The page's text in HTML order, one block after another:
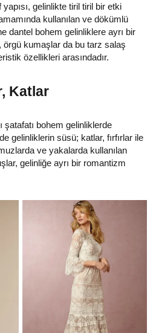
gelinlikte tiril tiril bir etki
kullanılan ve dökümlü
dantel bohem gelinliklere ayrı bir
örgü kumaşlar da bu tarz salaş
özellikleri arasındadır.
Katlar
şatafatı bohem gelinliklerde
gelinliklerin süsü; katlar, fırfırlar ile
ve yakalarda kullanılan
gelinliğe ayrı bir romantizm